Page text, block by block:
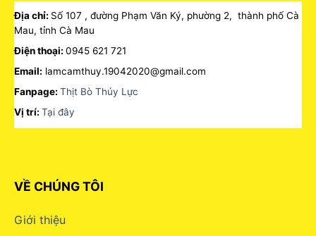
Địa chỉ: Số 107 , đường Phạm Văn Ký, phường 2, thành phố Cà
Mau, tỉnh Cà Mau
Điện thoại: 0945 621 721
Email: lamcamthuy.19042020@gmail.com
Fanpage: Thịt Bò Thúy Lực
Vị trí: Tại đây
VỀ CHÚNG TÔI
Giới thiệu